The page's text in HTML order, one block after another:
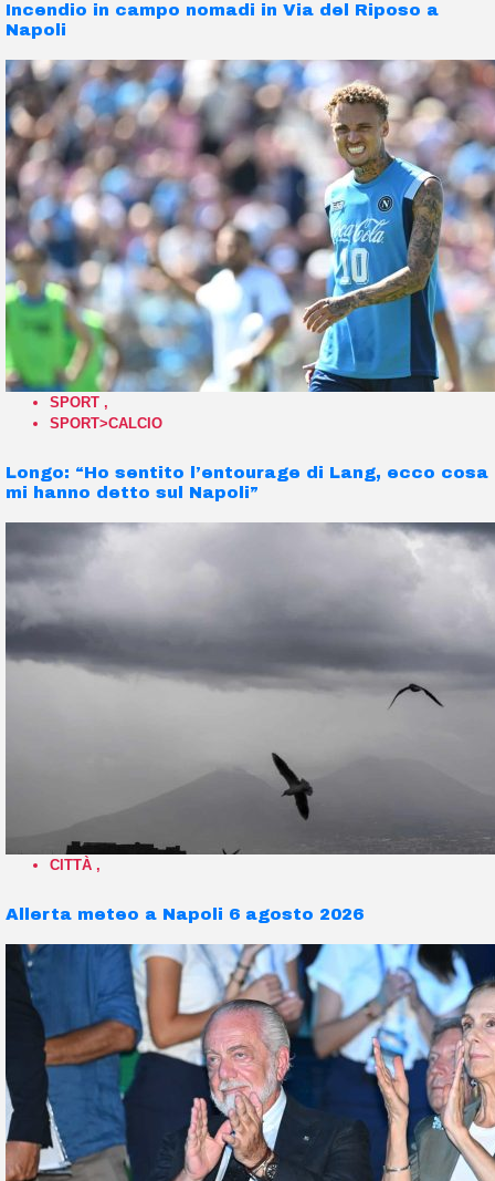
Incendio in campo nomadi in Via del Riposo a
Napoli
SPORT ,
SPORT>CALCIO
Longo: “Ho sentito l’entourage di Lang, ecco cosa
mi hanno detto sul Napoli”
CITTÀ ,
Allerta meteo a Napoli 6 agosto 2026